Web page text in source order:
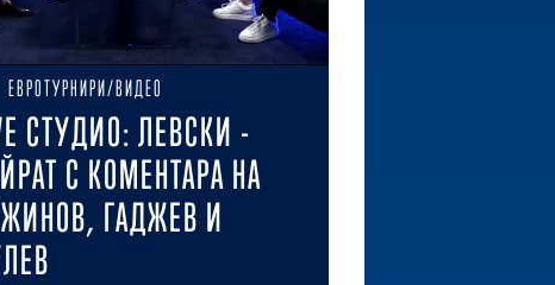
ЕВРОТУРНИРИ/ВИДЕО
СТУДИО: ЛЕВСКИ -
С КОМЕНТАРА НА
ГАДЖЕВ И